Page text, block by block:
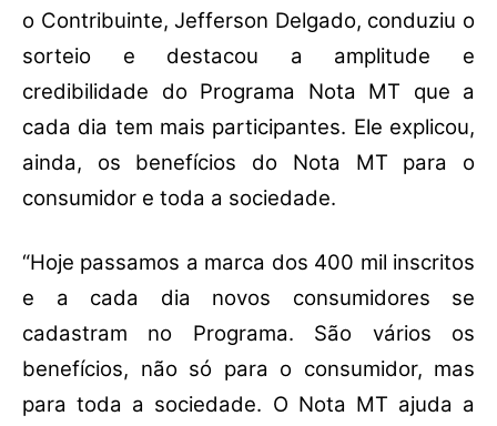
o Contribuinte, Jefferson Delgado, conduziu o
sorteio e destacou a amplitude e
credibilidade do Programa Nota MT que a
cada dia tem mais participantes. Ele explicou,
ainda, os benefícios do Nota MT para o
consumidor e toda a sociedade.
“Hoje passamos a marca dos 400 mil inscritos
e a cada dia novos consumidores se
cadastram no Programa. São vários os
benefícios, não só para o consumidor, mas
para toda a sociedade. O Nota MT ajuda a